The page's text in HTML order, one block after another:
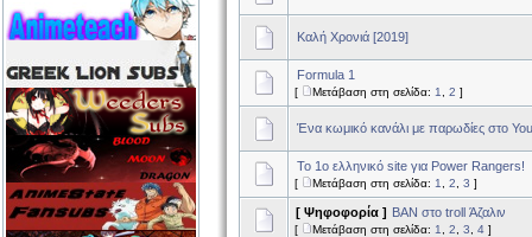
Καλή Χρονιά [2019]
Formula 1
[ Μετάβαση στη σελίδα: 1 2 ]
Ένα κωμικό κανάλι με παρωδίες στο
To 1o ελληνικό site για Power Rangers!
[ Μετάβαση στη σελίδα: 1 2 3 ]
[ Ψηφοφορία ] BAN στο troll Άζαλιν
[ Μετάβαση στη σελίδα: 1 2 3 4 ]